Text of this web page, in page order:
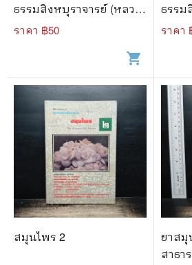
ธรรมสิงหบุราจารย์ (หลวง
พ่อจรัญ)
ราคา ฿50
shopping_cart
ธรรม
พ่อจ
ราคา
สมุนไพร 2
ยาสมุ
สาธ